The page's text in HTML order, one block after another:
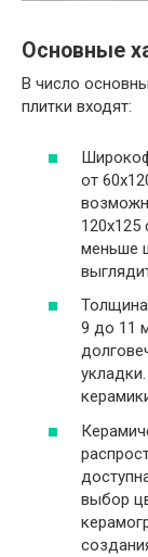
Основные
В число
плитки входят:
от
120x125
меньше
9 до 11
выбор